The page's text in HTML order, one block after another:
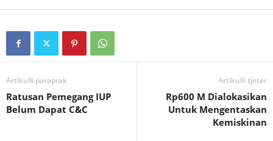
Artikulli paraprak
Ratusan Pemegang IUP
Belum Dapat C&C
Artikulli tjetër
Rp600 M Dialokasikan
Untuk Mengentaskan
Kemiskinan